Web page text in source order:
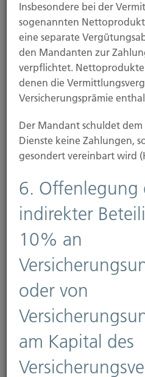
Beim Besuch unserer Website
Verhalten statistisch
geschieht vor allem mit
sogenannten
Ihres Surf-Verhaltens erfolgt
das Surf-Verhalten kann
zurückverfolgt werden. Sie
widersprechen oder sie
bestimmter Tools verhindern.
Informationen dazu finden
Datenschutzerklärung.
2. Allgemeine
Die Betreiber dieser Seiten
persönlichen Daten sehr
personenbezogenen Daten
entsprechend der
Insbesondere bei der
sogenannten
eine separate
den Mandanten zur
verpflichtet.
denen die
Versicherungsprämie
Der Mandant schuldet
Dienste keine Zahlungen,
gesondert vereinbart wird
6. Offenlegung
indirekter
10% an
oder von
am Kapital des